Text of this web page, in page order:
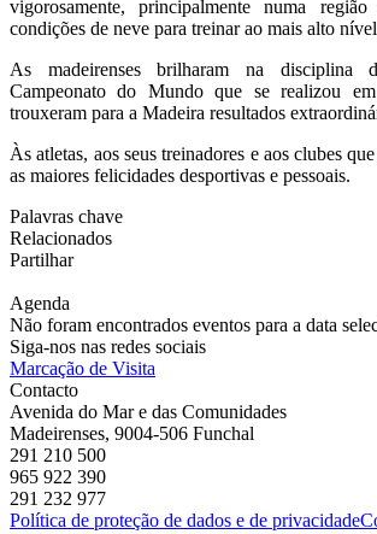
vigorosamente, principalmente numa
condições de neve para treinar ao mais alto
As madeirenses brilharam na disciplina
Campeonato do Mundo que se realizou
trouxeram para a Madeira resultados
Às atletas, aos seus treinadores e aos clubes
as maiores felicidades desportivas e pessoais.
Palavras chave
Relacionados
Partilhar
Agenda
Não foram encontrados eventos para a data
Siga-nos nas redes sociais
Marcação de Visita
Contacto
Avenida do Mar e das Comunidades
Madeirenses, 9004-506 Funchal
291 210 500
965 922 390
291 232 977
Política de proteção de dados e de privacidade